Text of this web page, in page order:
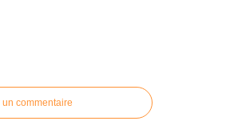
un commentaire